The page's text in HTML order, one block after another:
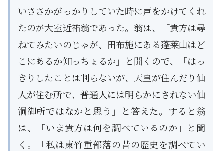
いささかがっかりしていた時に声をかけてくれ
たのが大室近祐翁であった。翁は、「貴方は尋
ねてみたいのじゃが、田布施にある蓬莱山はど
こにあるか知っちょるか」と聞くので、「はっ
きりしたことは判らないが、天皇が住んだり仙
人が住む所で、普通人には明らかにされない仙
洞御所ではなかと思う」と答えた。すると翁
は、「いま貴方は何を調べているのか」と聞
く。「私は東竹重部落の昔の歴史を調べてい